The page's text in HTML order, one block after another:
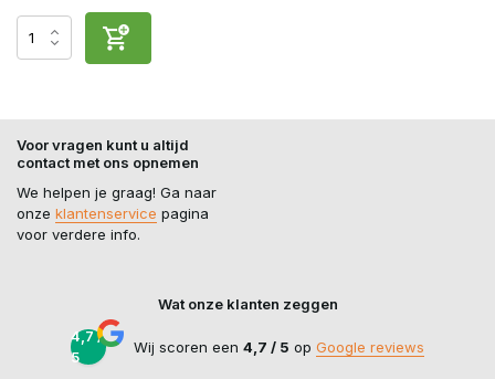
Voor vragen kunt u altijd
contact met ons opnemen
We helpen je graag! Ga naar
onze klantenservice pagina
voor verdere info.
Wat onze klanten zeggen
4,7 /
5
Wij scoren een 4,7 / 5 op Google reviews